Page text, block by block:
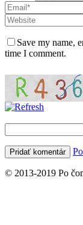
Save my name,
time I comment.
© 2013-2019 Po